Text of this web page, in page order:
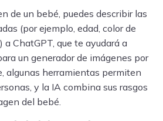
de un bebé, puedes describir las
(por ejemplo, edad, color de
a ChatGPT, que te ayudará a
un generador de imágenes por
algunas herramientas permiten
y la IA combina sus rasgos
del bebé.